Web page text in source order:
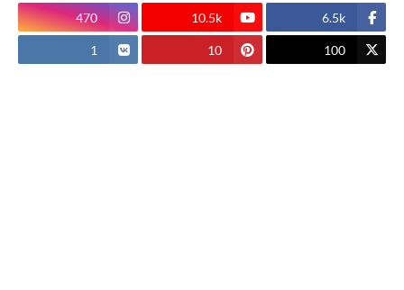
6.5k
10.5k
470
100
10
1